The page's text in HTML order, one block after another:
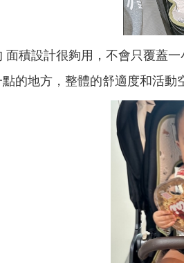
面積設計很夠用，不會只覆蓋
的地方，整體的舒適度和活動